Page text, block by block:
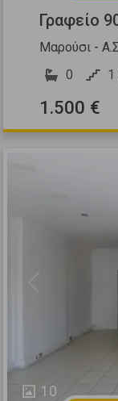
Γραφείο
Μαρούσι -
0
1
1.500 €
10